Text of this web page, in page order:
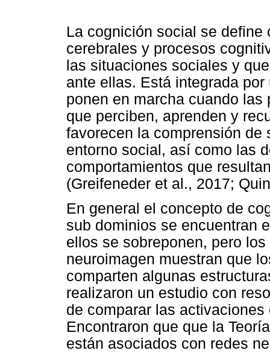
La cognición social se
cerebrales y procesos
las situaciones sociales y
ante ellas. Está integrada
ponen en marcha cuando
que perciben, aprenden y
favorecen la comprensión
entorno social, así como las
comportamientos que
(Greifeneder et al., 2017;
En general el concepto de
sub dominios se encuentran
ellos se sobreponen, pero
neuroimagen muestran que
comparten algunas
realizaron un estudio con
de comparar las
Encontraron que que la
están asociados con redes